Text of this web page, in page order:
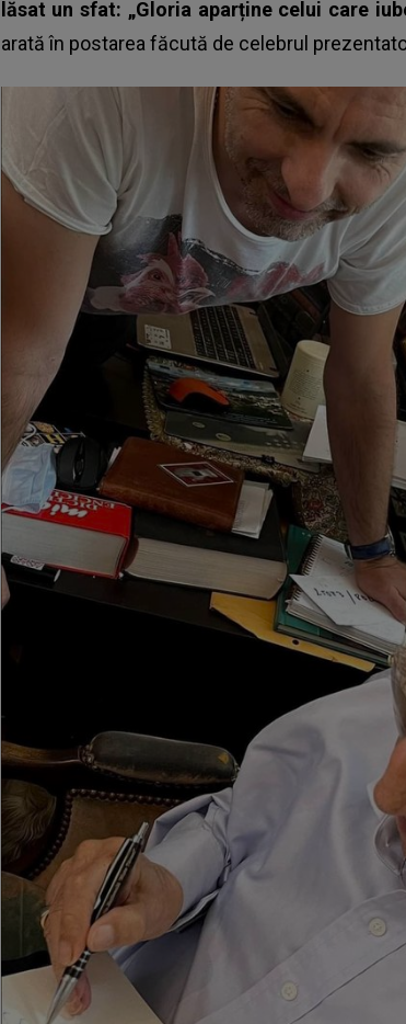
lăsat un sfat: „Gloria aparține celui care
arată în postarea făcută de celebrul